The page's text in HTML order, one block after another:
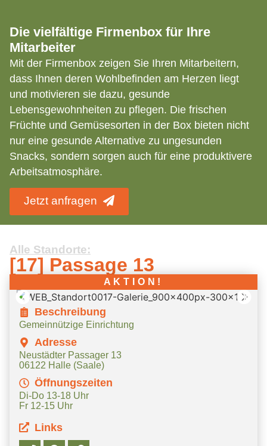
Die vielfältige Firmenbox für Ihre
Mitarbeiter
Mit der Firmenbox zeigen Sie Ihren Mitarbeitern,
dass Ihnen deren Wohlbefinden am Herzen liegt
und motivieren sie dazu, gesunde
Lebensgewohnheiten zu pflegen. Die frischen
Früchte und Gemüsesorten in der Box bieten nicht
nur eine gesunde Alternative zu ungesunden
Snacks, sondern sorgen auch für eine produktivere
Arbeitsatmosphäre.
Jetzt anfragen
Alle Standorte:
[17] Passage 13
AKTION!
Beschreibung
Gemeinnützige Einrichtung
Adresse
Neustädter Passager 13
06122 Halle (Saale)
Öffnungszeiten
Di-Do 13-18 Uhr
Fr 12-15 Uhr
Links